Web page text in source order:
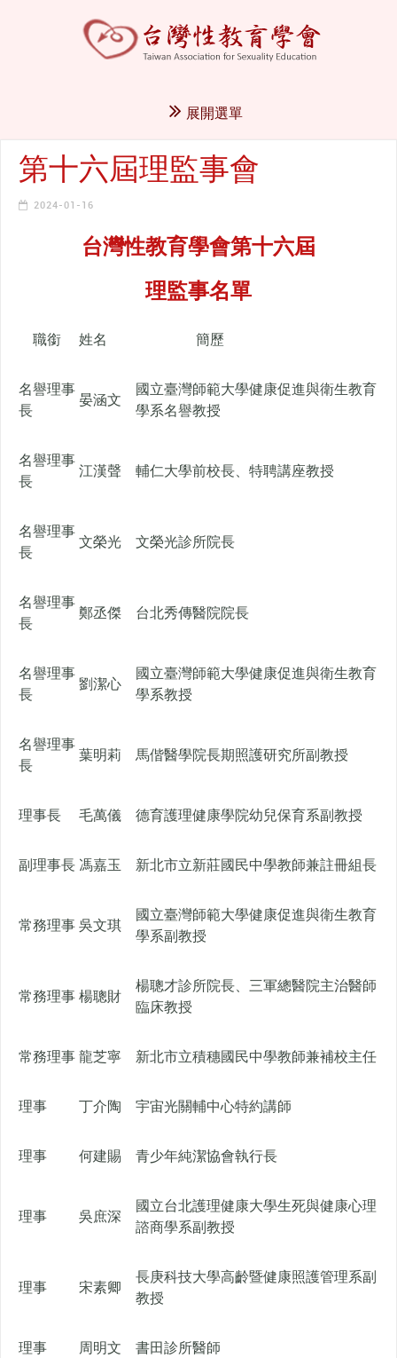
展開選單
第十六屆理監事會
2024-01-16
台灣性教育學會第十六屆
理監事名單
職銜 姓名 簡歷
名譽理事
長
晏涵文
國立臺灣師範大學健康促進與衛生教育
學系名譽教授
名譽理事
長
江漢聲 輔仁大學前校長、特聘講座教授
名譽理事
長
文榮光 文榮光診所院長
名譽理事
長
鄭丞傑 台北秀傳醫院院長
名譽理事
長
劉潔心
國立臺灣師範大學健康促進與衛生教育
學系教授
名譽理事
長
葉明莉 馬偕醫學院長期照護研究所副教授
理事長 毛萬儀 德育護理健康學院幼兒保育系副教授
副理事長 馮嘉玉 新北市立新莊國民中學教師兼註冊組長
常務理事 吳文琪
國立臺灣師範大學健康促進與衛生教育
學系副教授
常務理事 楊聰財
楊聰才診所院長、三軍總醫院主治醫師
臨床教授
常務理事 龍芝寧 新北市立積穗國民中學教師兼補校主任
理事 丁介陶 宇宙光關輔中心特約講師
理事 何建賜 青少年純潔協會執行長
理事 吳庶深
國立台北護理健康大學生死與健康心理
諮商學系副教授
理事 宋素卿
長庚科技大學高齡暨健康照護管理系副
教授
理事 周明文 書田診所醫師